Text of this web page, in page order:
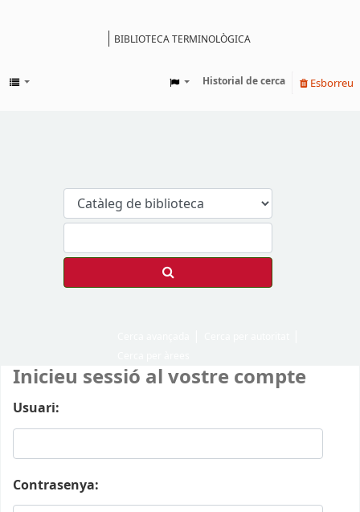
BIBLIOTECA TERMINOLÒGICA
Historial de cerca Esborreu
Inicieu sessió al vostre compte
Usuari:
Contrasenya: